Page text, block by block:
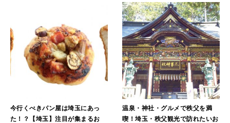
MAGAZINE
2026年9月号「北海道 おいしく遊ぶ、夏のご褒美旅。」
2026年8月号『お茶の時間です。』
2026年7月号「鎌倉 ローカルが 教えてくれた 本当の歩き方。」
2026年6月号「大銀座 トレンドが生まれる 新しい一流店へ。」
MAGAZINE MOOK
今行くべきパン屋は埼玉にあっ
た！？【埼玉】注目が集まるお
温泉・神社・グルメで秩父を満
喫！埼玉・秩父観光で訪れたいお